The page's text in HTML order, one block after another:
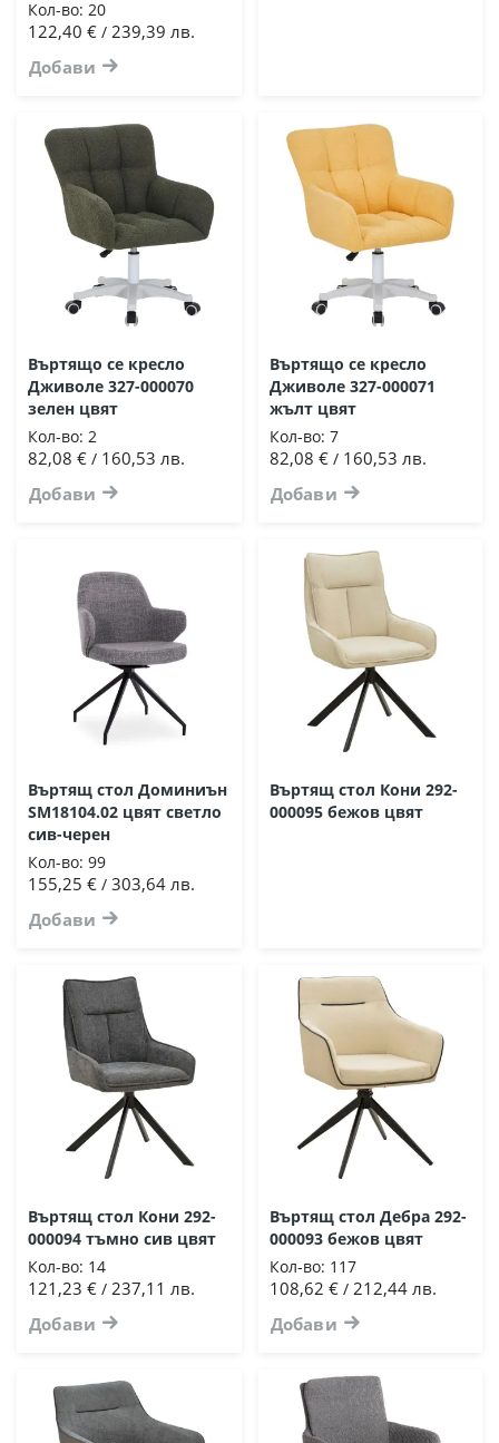
Кол-во: 20
122,40 € / 239,39 лв.
Добави
Въртящо се кресло
Дживоле 327-000070
зелен цвят
Кол-во: 2
82,08 € / 160,53 лв.
Добави
Въртящо се кресло
Дживоле 327-000071
жълт цвят
Кол-во: 7
82,08 €/ 160,53 лв.
Добави
Въртящ стол Доминиън
SM18104.02 цвят светло
сив-черен
Кол-во: 99
155,25 € / 303,64 лв.
Добави
Въртящ стол Кони 292-
000095 бежов цвят
Въртящ стол Кони 292-
000094 тъмно сив цвят
Кол-во: 14
121,23 € / 237,11 лв.
Добави
Въртящ стол Дебра 292-
000093 бежов цвят
Кол-во: 117
108,62 €/ 212,44 лв.
Добави